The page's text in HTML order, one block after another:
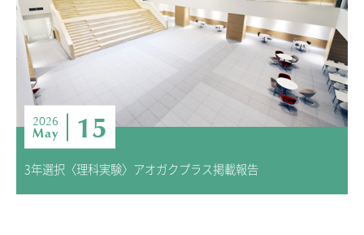
2026
May 15
3年選択〈理科実験〉アオガクプラス掲載報告